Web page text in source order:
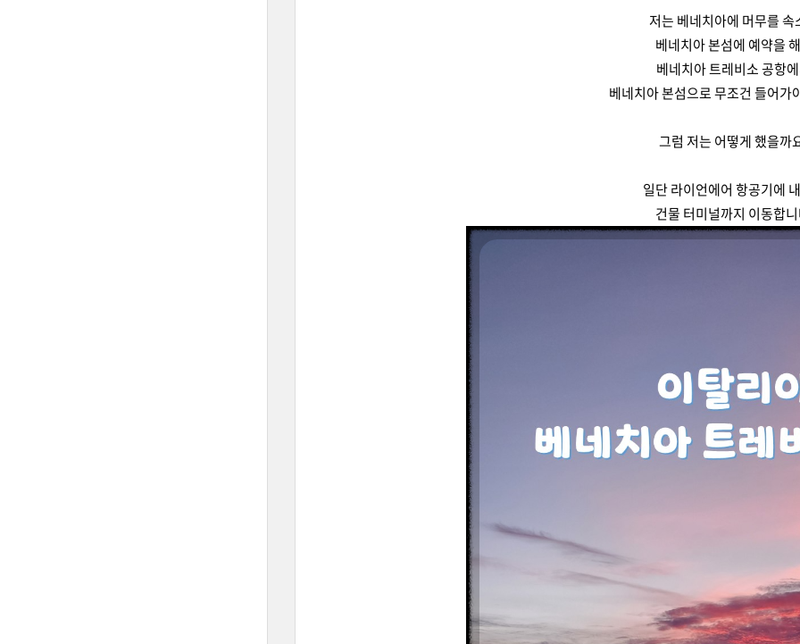
저는 베네치아에 머무를 속
베네치아 본섬에 예약을
베네치아 트레비소 공항
베네치아 본섬으로 무조건 들어가
그럼 저는 어떻게 했을까
일단 라이언에어 항공기에
건물 터미널까지 이동합니